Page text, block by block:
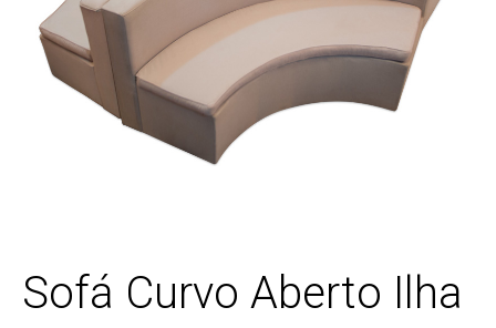
Sofá Curvo Aberto Ilha